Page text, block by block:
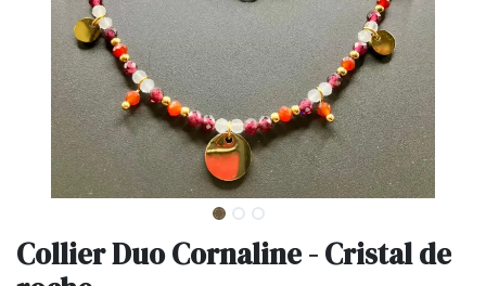
Collier Duo Cornaline - Cristal de